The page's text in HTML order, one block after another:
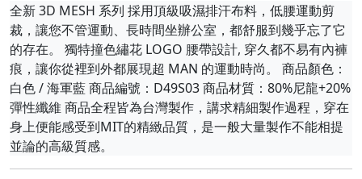
全新 3D MESH 系列 採用頂級吸濕排汗布料，低腰運動剪
裁，讓您不管運動、長時間坐辦公室，都舒服到幾乎忘了它
的存在。 獨特撞色繡花 LOGO 腰帶設計, 穿久都不易有內褲
痕，讓你從裡到外都展現超 MAN 的運動時尚。 商品顏色：
白色 / 海軍藍 商品編號：D49S03 商品材質：80%尼龍+20%
彈性纖維 商品全程皆為台灣製作，講求精細製作過程，穿在
身上便能感受到MIT的精緻品質，是一般大量製作不能相提
並論的高級質感。